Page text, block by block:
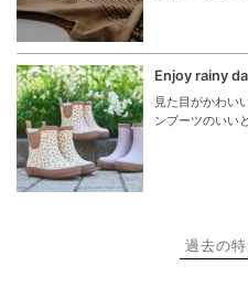
Enjoy rainy
見た目がかわい
ンブーツのいい
過去の